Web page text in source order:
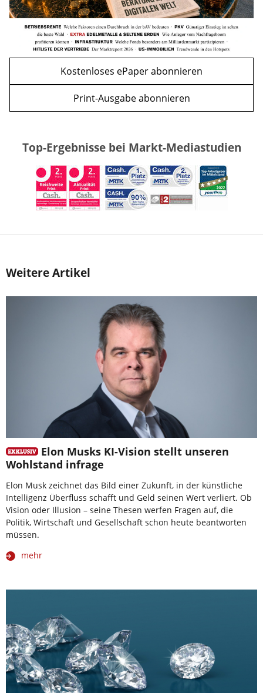
Kostenloses ePaper abonnieren
Print-Ausgabe abonnieren
Top-Ergebnisse bei Markt-Mediastudien
Weitere Artikel
Elon Musks KI-Vision stellt unseren
Wohlstand infrage
Elon Musk zeichnet das Bild einer Zukunft, in der künstliche
Intelligenz Überfluss schafft und Geld seinen Wert verliert. Ob
Vision oder Illusion – seine Thesen werfen Fragen auf, die
Politik, Wirtschaft und Gesellschaft schon heute beantworten
müssen.
mehr